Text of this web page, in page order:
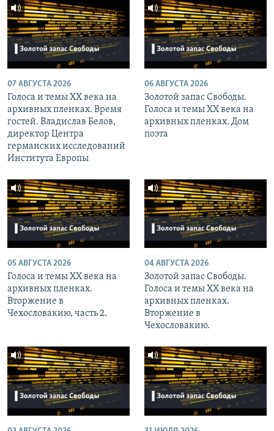
07 АВГУСТА 2026
Голоса и темы XX века на
архивных пленках. Время
гостей. Владислав Белов,
директор Центра
германских исследований
Института Европы
06 АВГУСТА 2026
Золотой запас Свободы.
Голоса и темы XX века на
архивных пленках. Дом
поэта
05 АВГУСТА 2026
Голоса и темы XX века на
архивных пленках.
Вторжение в
Чехословакию, часть 2.
04 АВГУСТА 2026
Золотой запас Свободы.
Голоса и темы XX века на
архивных пленках.
Вторжение в
Чехословакию.